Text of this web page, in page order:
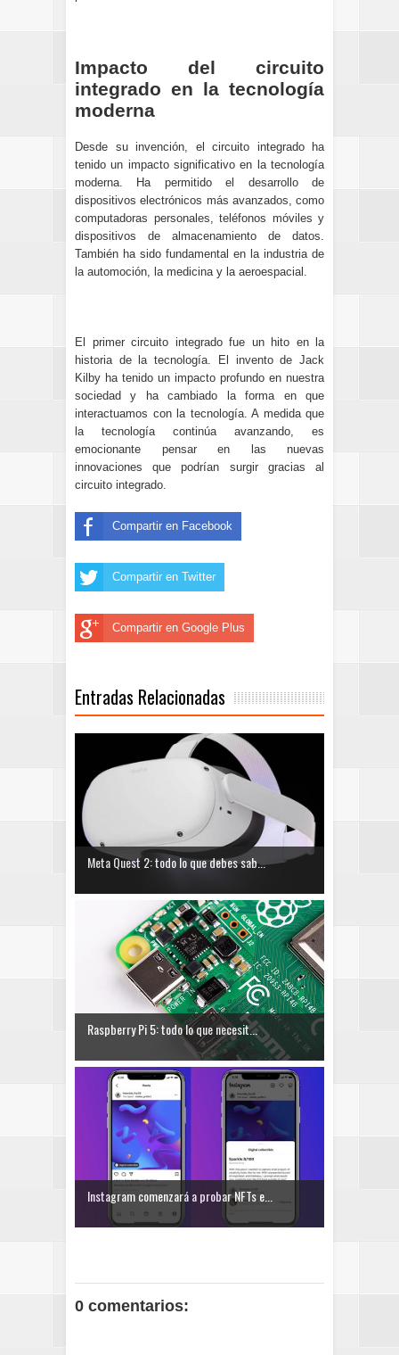
Impacto del circuito
integrado en la tecnología
moderna
Desde su invención, el circuito integrado ha
tenido un impacto significativo en la tecnología
moderna. Ha permitido el desarrollo de
dispositivos electrónicos más avanzados, como
computadoras personales, teléfonos móviles y
dispositivos de almacenamiento de datos.
También ha sido fundamental en la industria de
la automoción, la medicina y la aeroespacial.
El primer circuito integrado fue un hito en la
historia de la tecnología. El invento de Jack
Kilby ha tenido un impacto profundo en nuestra
sociedad y ha cambiado la forma en que
interactuamos con la tecnología. A medida que
la tecnología continúa avanzando, es
emocionante pensar en las nuevas
innovaciones que podrían surgir gracias al
circuito integrado.
Compartir en Facebook
Compartir en Twitter
Compartir en Google Plus
Entradas Relacionadas
Meta Quest 2: todo lo que debes sab...
Raspberry Pi 5: todo lo que necesit...
Instagram comenzará a probar NFTs e...
0 comentarios: